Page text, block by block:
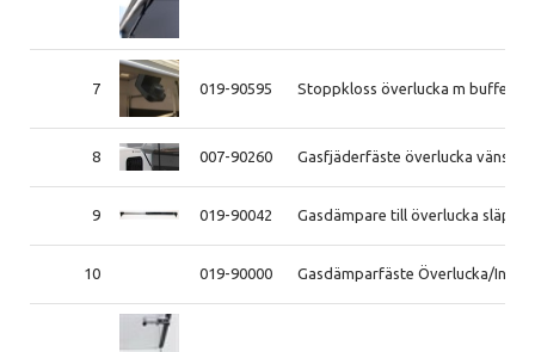
7 019-90595 Stoppkloss överlucka m buffert
8 007-90260 Gasfjäderfäste överlucka vänster
9 019-90042 Gasdämpare till överlucka
10 019-90000 Gasdämparfäste Överlucka/